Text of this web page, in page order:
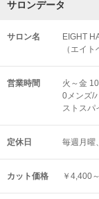
サロンデータ
サロン名
EIGHT
（エイ
営業時間
火～金
0メンズ/
ストスパ
定休日 毎週月曜
カット価格 ￥4,400～